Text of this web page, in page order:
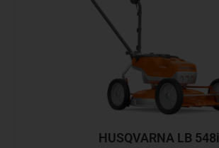
HUSQVARNA LB 548i